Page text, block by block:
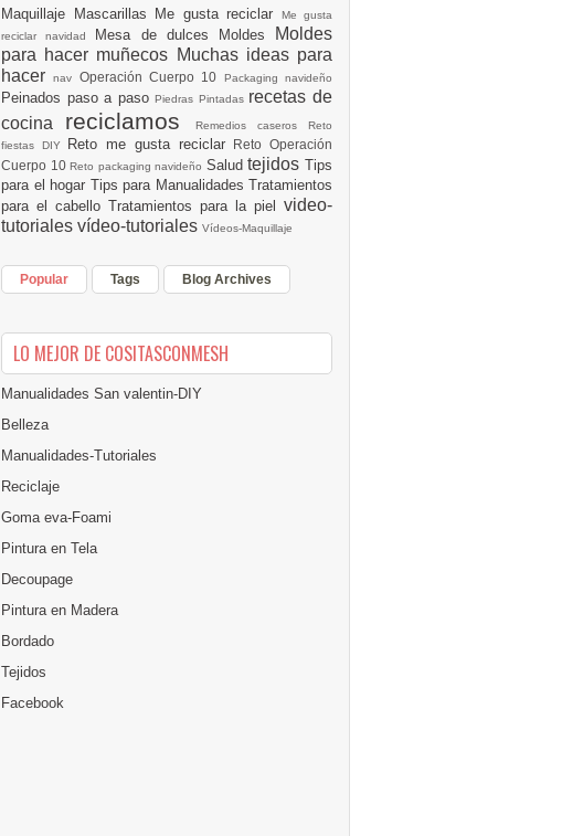
Maquillaje Mascarillas Me gusta reciclar
Me gusta
reciclar navidad Mesa de dulces Moldes
Moldes
para hacer muñecos Muchas ideas para
hacernav Operación Cuerpo 10 Packaging navideño
Peinados paso a pasoPiedras Pintadas recetas de
cocina reciclamos Remedios caseros Reto
fiestas DIY Reto me gusta reciclar
Reto Operación
Cuerpo 10Reto packaging navideño SaludtejidosTips
para el hogar Tips para Manualidades Tratamientos
para el cabello Tratamientos para la piel video-
tutoriales vídeo-tutoriales Vídeos-Maquillaje
Popular Tags Blog Archives
LO MEJOR DE COSITASCONMESH
Manualidades San valentin-DIY
Belleza
Manualidades-Tutoriales
Reciclaje
Goma eva-Foami
Pintura en Tela
Decoupage
Pintura en Madera
Bordado
Tejidos
Facebook